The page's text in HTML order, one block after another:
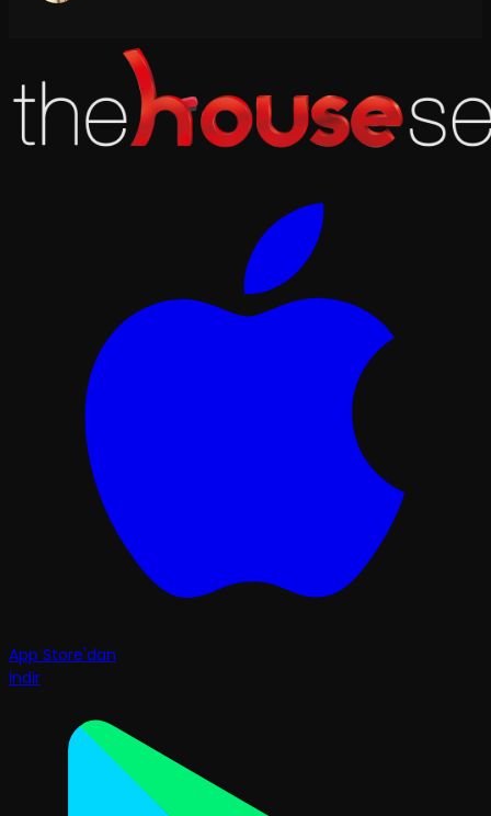
App Store'dan
İndir